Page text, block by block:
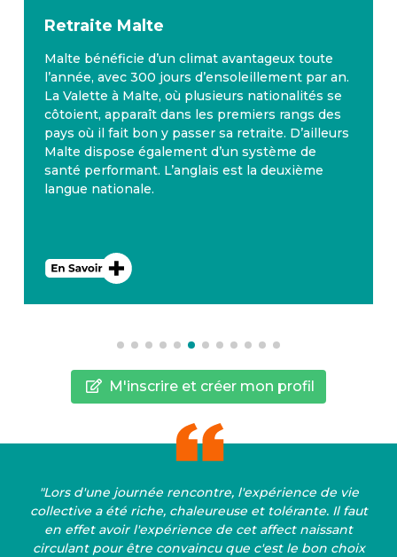
Retraite Malte
Malte bénéficie d’un climat avantageux toute
l’année, avec 300 jours d’ensoleillement par an.
La Valette à Malte, où plusieurs nationalités se
côtoient, apparaît dans les premiers rangs des
pays où il fait bon y passer sa retraite. D’ailleurs
Malte dispose également d’un système de
santé performant. L’anglais est la deuxième
langue nationale.
M'inscrire et créer mon profil
"Lors d'une journée rencontre, l'expérience de vie
collective a été riche, chaleureuse et tolérante. Il faut
en effet avoir l'expérience de cet affect naissant
circulant pour être convaincu que c'est le bon choix